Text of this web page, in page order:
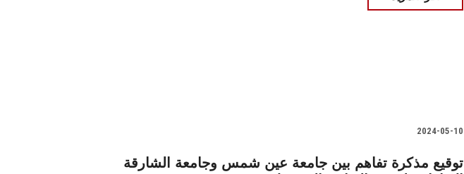
2024-05-10
توقيع مذكرة تفاهم بين جامعة عين شمس وجامعة الشارقة